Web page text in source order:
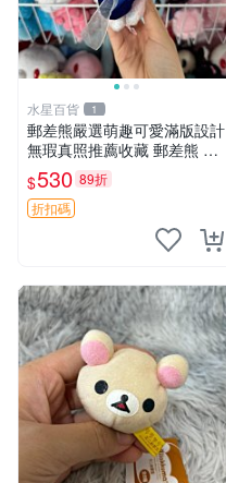
水星百貨 1
郵差熊嚴選萌趣可愛滿版設計
無瑕真照推薦收藏 郵差熊 熊
抱枕 紅薯啵啵間
$530 89折
折扣碼